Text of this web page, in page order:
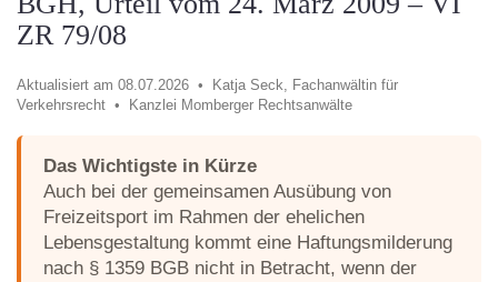
ZR 79/08
Aktualisiert am 08.07.2026 •
Katja Seck, Fachanwältin für
Verkehrsrecht •
Kanzlei Momberger Rechtsanwälte
Das Wichtigste in Kürze
Auch bei der gemeinsamen Ausübung von
Freizeitsport im Rahmen der ehelichen
Lebensgestaltung kommt eine Haftungsmilderung
nach § 1359 BGB nicht in Betracht, wenn der